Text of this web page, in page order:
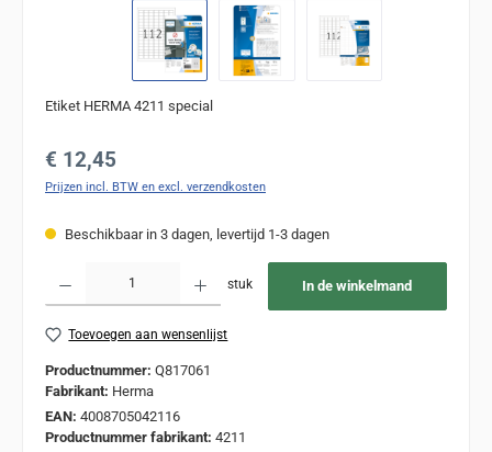
Etiket HERMA 4211 special
Normale prijs:
€ 12,45
Prijzen incl. BTW en excl. verzendkosten
Beschikbaar in 3 dagen, levertijd 1-3 dagen
stuk In de winkelmand
Toevoegen aan wensenlijst
Productnummer: Q817061
Fabrikant: Herma
EAN: 4008705042116
Productnummer fabrikant: 4211